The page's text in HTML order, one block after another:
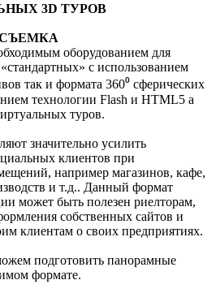
3D ТУРОВ
оборудованием для
с использованием
так и формата 360⁰ сферических
технологии Flash и HTML5 а
туров.
значительно усилить
клиентов при
например магазинов, кафе,
и т.д.. Данный формат
может быть полезен риелторам,
собственных сайтов и
клиентам о своих предприятиях.
подготовить панорамные
формате.